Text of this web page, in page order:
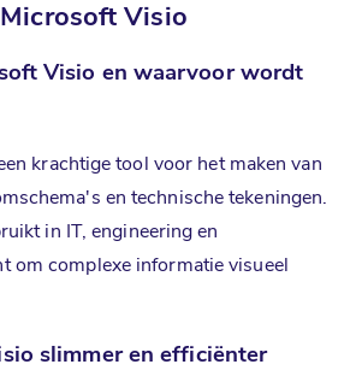
Visio
Visio en waarvoor wordt
krachtige tool voor het maken van
en technische tekeningen.
in IT, engineering en
om complexe informatie visueel
slimmer en efficiënter